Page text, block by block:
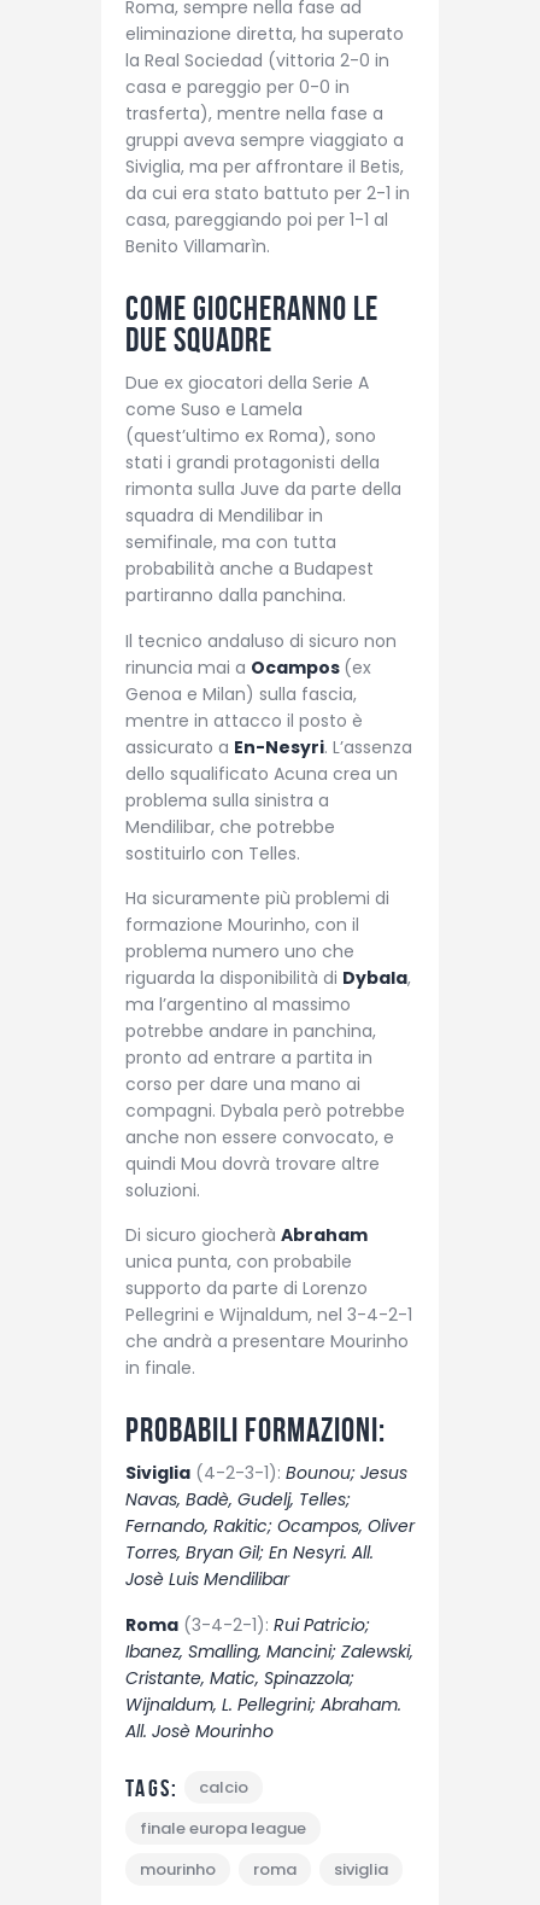
Roma, sempre nella fase ad
eliminazione diretta, ha superato
la Real Sociedad (vittoria 2-0 in
casa e pareggio per 0-0 in
trasferta), mentre nella fase a
gruppi aveva sempre viaggiato a
Siviglia, ma per affrontare il Betis,
da cui era stato battuto per 2-1 in
casa, pareggiando poi per 1-1 al
Benito Villamarìn.
Come giocheranno le
due squadre
Due ex giocatori della Serie A
come Suso e Lamela
(quest’ultimo ex Roma), sono
stati i grandi protagonisti della
rimonta sulla Juve da parte della
squadra di Mendilibar in
semifinale, ma con tutta
probabilità anche a Budapest
partiranno dalla panchina.
Il tecnico andaluso di sicuro non
rinuncia mai a Ocampos (ex
Genoa e Milan) sulla fascia,
mentre in attacco il posto è
assicurato a En-Nesyri. L’assenza
dello squalificato Acuna crea un
problema sulla sinistra a
Mendilibar, che potrebbe
sostituirlo con Telles.
Ha sicuramente più problemi di
formazione Mourinho, con il
problema numero uno che
riguarda la disponibilità di Dybala,
ma l’argentino al massimo
potrebbe andare in panchina,
pronto ad entrare a partita in
corso per dare una mano ai
compagni. Dybala però potrebbe
anche non essere convocato, e
quindi Mou dovrà trovare altre
soluzioni.
Di sicuro giocherà Abraham
unica punta, con probabile
supporto da parte di Lorenzo
Pellegrini e Wijnaldum, nel 3-4-2-1
che andrà a presentare Mourinho
in finale.
Probabili formazioni:
Siviglia (4-2-3-1): Bounou; Jesus
Navas, Badè, Gudelj, Telles;
Fernando, Rakitic; Ocampos, Oliver
Torres, Bryan Gil; En Nesyri. All.
Josè Luis Mendilibar
Roma (3-4-2-1): Rui Patricio;
Ibanez, Smalling, Mancini; Zalewski,
Cristante, Matic, Spinazzola;
Wijnaldum, L. Pellegrini; Abraham.
All. Josè Mourinho
Tags:
calcio
finale europa league
mourinho
roma siviglia